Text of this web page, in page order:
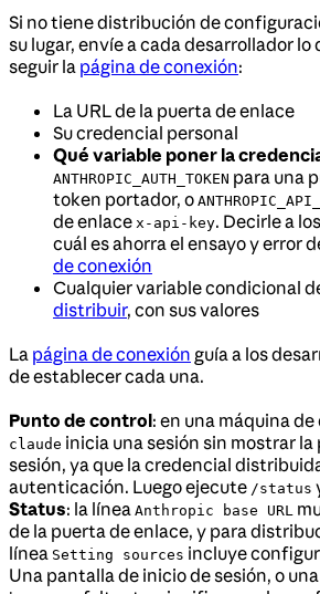
Si no tiene distribución de
su lugar, envíe a cada desarrollador
seguir la página de conexión:
La URL de la puerta de enlace
Su credencial personal
Qué variable poner la
ANTHROPIC_AUTH_TOKEN para una
token portador, o
de enlace x-api-key. Decirle a
cuál es ahorra el ensayo y error
de conexión
Cualquier variable condicional
distribuir, con sus valores
La página de conexión guía a los
de establecer cada una.
Punto de control: en una máquina
claude inicia una sesión sin mostrar
sesión, ya que la credencial
autenticación. Luego ejecute /status
Status: la línea Anthropic base URL
de la puerta de enlace, y para
línea Setting sources incluye
Una pantalla de inicio de sesión, o